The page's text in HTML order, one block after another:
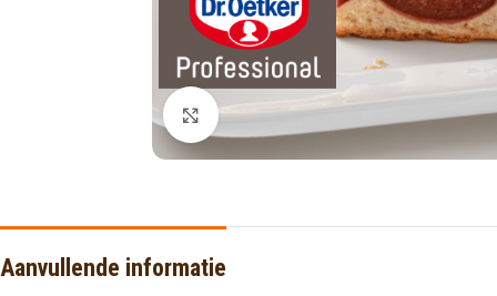
Click to enlarge
Aanvullende informatie